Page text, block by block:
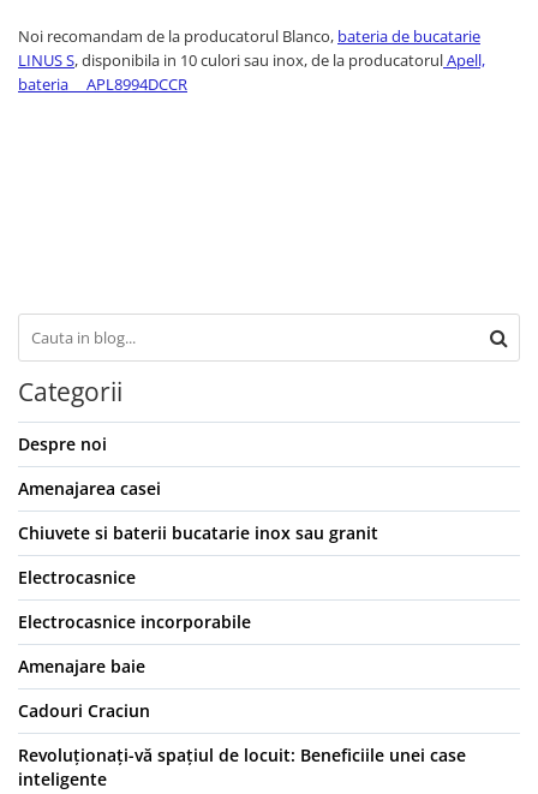
Noi recomandam de la producatorul Blanco, bateria de bucatarie
LINUS S, disponibila in 10 culori sau inox, de la producatorulApell,
bateria APL8994DCCR
Categorii
Despre noi
Amenajarea casei
Chiuvete si baterii bucatarie inox sau granit
Electrocasnice
Electrocasnice incorporabile
Amenajare baie
Cadouri Craciun
Revoluționați-vă spațiul de locuit: Beneficiile unei case
inteligente